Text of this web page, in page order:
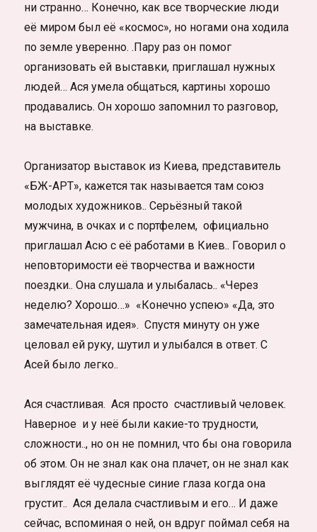
ни странно… Конечно, как все творческие люди
её миром был её «космос», но ногами она ходила
по земле уверенно. .Пару раз он помог
организовать ей выставки, приглашал нужных
людей… Ася умела общаться, картины хорошо
продавались. Он хорошо запомнил то разговор,
на выставке.
Организатор выставок из Киева, представитель
«БЖ-АРТ», кажется так называется там союз
молодых художников.. Серьёзный такой
мужчина, в очках и с портфелем, официально
приглашал Асю с её работами в Киев.. Говорил о
неповторимости её творчества и важности
поездки.. Она слушала и улыбалась.. «Через
неделю? Хорошо…» «Конечно успею» «Да, это
замечательная идея». Спустя минуту он уже
целовал ей руку, шутил и улыбался в ответ. С
Асей было легко..
Ася счастливая. Ася просто счастливый человек.
Наверное и у неё были какие-то трудности,
сложности.., но он не помнил, что бы она говорила
об этом. Он не знал как она плачет, он не знал как
выглядят её чудесные синие глаза когда она
грустит.. Ася делала счастливым и его… И даже
сейчас, вспоминая о ней, он вдруг поймал себя на